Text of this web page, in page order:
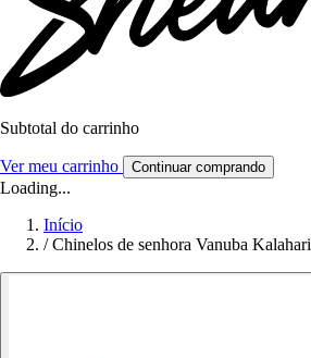
Subtotal do carrinho
Ver meu carrinho Continuar comprando
Loading...
Início
/ Chinelos de senhora Vanuba Kalahari